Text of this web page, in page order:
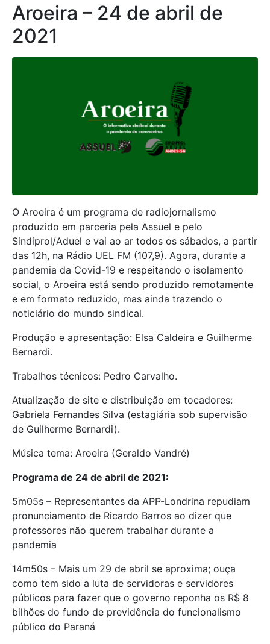
Aroeira – 24 de abril de
2021
O Aroeira é um programa de radiojornalismo
produzido em parceria pela Assuel e pelo
Sindiprol/Aduel e vai ao ar todos os sábados, a partir
das 12h, na Rádio UEL FM (107,9). Agora, durante a
pandemia da Covid-19 e respeitando o isolamento
social, o Aroeira está sendo produzido remotamente
e em formato reduzido, mas ainda trazendo o
noticiário do mundo sindical.
Produção e apresentação: Elsa Caldeira e Guilherme
Bernardi.
Trabalhos técnicos: Pedro Carvalho.
Atualização de site e distribuição em tocadores:
Gabriela Fernandes Silva (estagiária sob supervisão
de Guilherme Bernardi).
Música tema: Aroeira (Geraldo Vandré)
Programa de 24 de abril de 2021:
5m05s – Representantes da APP-Londrina repudiam
pronunciamento de Ricardo Barros ao dizer que
professores não querem trabalhar durante a
pandemia
14m50s – Mais um 29 de abril se aproxima; ouça
como tem sido a luta de servidoras e servidores
públicos para fazer que o governo reponha os R$ 8
bilhões do fundo de previdência do funcionalismo
público do Paraná